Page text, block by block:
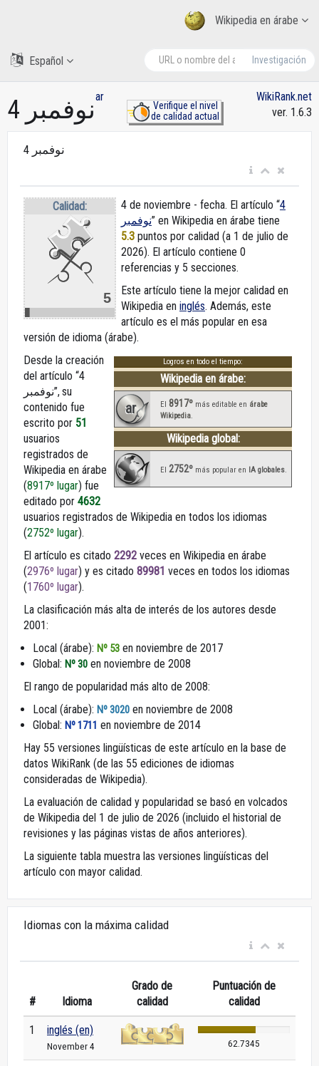
Wikipedia en árabe
Investigación
Español
4 نوفمبرar
Verifique el nivel
de calidad actual
WikiRank.net
ver. 1.6.3
4 نوفمبر
Calidad:
5
4 de noviembre - fecha. El artículo “4
نوفمبر” en Wikipedia en árabe tiene
5.3 puntos por calidad (a 1 de julio de
2026). El artículo contiene 0
referencias y 5 secciones.
Este artículo tiene la mejor calidad en
Wikipedia en inglés. Además, este
artículo es el más popular en esa
versión de idioma (árabe).
Logros en todo el tiempo:
Wikipedia en árabe:
ar El 8917º más editable en árabe
Wikipedia.
Wikipedia global:
El 2752º más popular en IA globales
Desde la creación
del artículo “4
نوفمبر”, su
contenido fue
escrito por 51
usuarios
registrados de
Wikipedia en árabe
(8917º lugar) fue
editado por 4632
usuarios registrados de Wikipedia en todos los idiomas
(2752º lugar).
El artículo es citado 2292 veces en Wikipedia en árabe
(2976º lugar) y es citado 89981 veces en todos los idiomas
(1760º lugar).
La clasificación más alta de interés de los autores desde
2001:
Local (árabe): Nº 53 en noviembre de 2017
Global: Nº 30 en noviembre de 2008
El rango de popularidad más alto de 2008:
Local (árabe): Nº 3020 en noviembre de 2008
Global: Nº 1711 en noviembre de 2014
Hay 55 versiones lingüísticas de este artículo en la base de
datos WikiRank (de las 55 ediciones de idiomas
consideradas de Wikipedia).
La evaluación de calidad y popularidad se basó en volcados
de Wikipedia del 1 de julio de 2026 (incluido el historial de
revisiones y las páginas vistas de años anteriores).
La siguiente tabla muestra las versiones lingüísticas del
artículo con mayor calidad.
Idiomas con la máxima calidad
# Idioma
Grado de
calidad
Puntuación de
calidad
1 inglés (en)
November 4 62.7345